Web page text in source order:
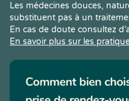
Les médecines douces,
substituent pas à un
En cas de doute consultez
En savoir plus sur les